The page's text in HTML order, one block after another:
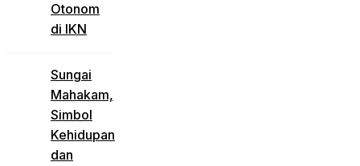
Otonom
di IKN
Sungai
Mahakam,
Simbol
Kehidupan
dan